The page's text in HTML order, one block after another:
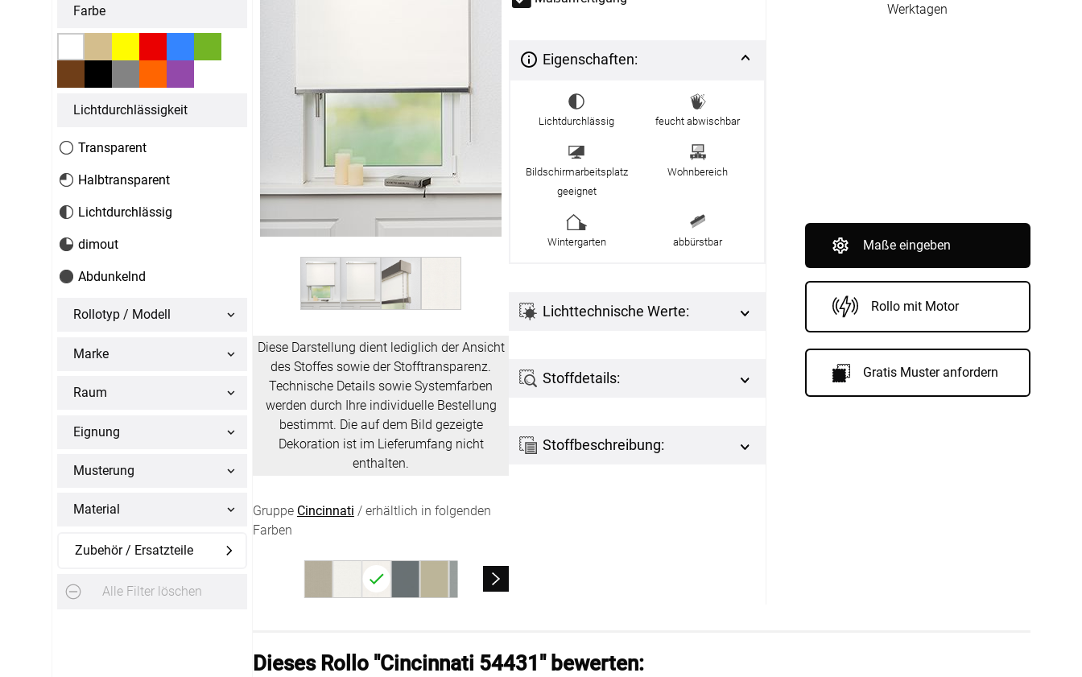
Zubehör
Massanfertigung
Fertiggrössen
Raffrollo
Massanfertigung
Fertiggrössen
Zubehör
Alle Flächenvorhänge
Massanfertigung
Fertiggrössen
Zubehör
Fertiggrössen
Insektenschutz nach Mass
Massanfertigung
Zubehör
Tel.: +49 (0) 3721 395312
Mail: shop@rolloexpress.com
Montag - Freitag: 08:00 - 19:00 Uhr
ÜBER UNS
AGB
Impressum
Datenschutz
VERSAND
Kostenloser Musterversand
Versandinformation
Reklamation
Facebook
Farbe
Lichtdurchlässigkeit
Transparent
Halbtransparent
Lichtdurchlässig
dimout
Abdunkelnd
Rollotyp / Modell
Marke
Raum
Eignung
Musterung
Material
Zubehör / Ersatzteile
Alle Filter löschen
Diese Darstellung dient lediglich der Ansicht
des Stoffes sowie der Stofftransparenz.
Technische Details sowie Systemfarben
werden durch Ihre individuelle Bestellung
bestimmt. Die auf dem Bild gezeigte
Dekoration ist im Lieferumfang nicht
enthalten.
Gruppe Cincinnati / erhältlich in folgenden
Farben
Eigenschaften:
Lichtdurchlässig feucht abwischbar
Bildschirmarbeitsplatz
geeignet
Wohnbereich
Wintergarten abbürstbar
Lichttechnische Werte:
Stoffdetails:
Stoffbeschreibung:
Werktagen
Maße eingeben
Rollo mit Motor
Gratis Muster anfordern
Dieses Rollo "Cincinnati 54431" bewerten: